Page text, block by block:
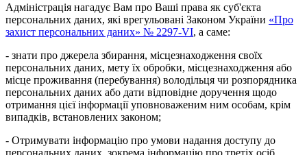
Адміністрація нагадує Вам про Ваші права як суб'єкта
персональних даних, які врегульовані Законом України «Про
захист персональних даних» № 2297-VI, а саме:
- знати про джерела збирання, місцезнаходження своїх
персональних даних, мету їх обробки, місцезнаходження або
місце проживання (перебування) володільця чи розпорядника
персональних даних або дати відповідне доручення щодо
отримання цієї інформації уповноваженим ним особам, крім
випадків, встановлених законом;
- Отримувати інформацію про умови надання доступу до
персональних даних, зокрема інформацію про третіх осіб,